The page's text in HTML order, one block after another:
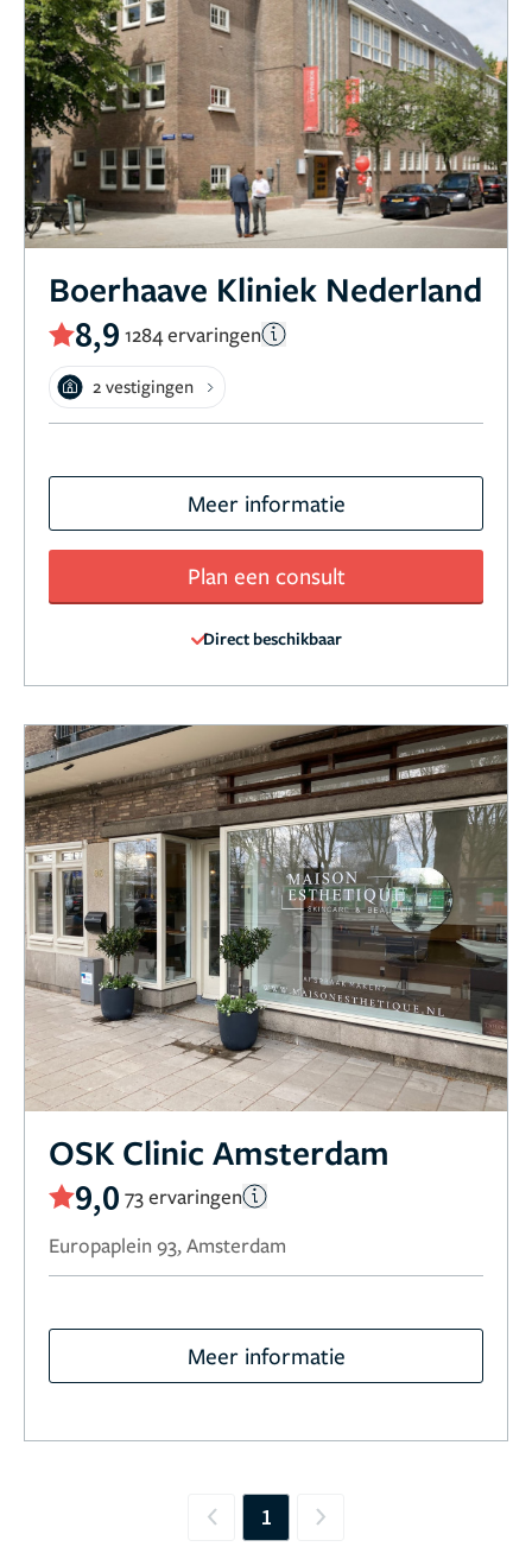
Boerhaave Kliniek Nederland
8,9 1284 ervaringen
2 vestigingen
Meer informatie
Plan een consult
Direct beschikbaar
OSK Clinic Amsterdam
9,0 73 ervaringen
Europaplein 93, Amsterdam
Meer informatie
Previous
1 Next